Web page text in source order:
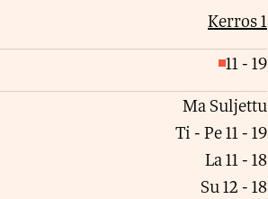
Kerros 1
S
u
l
j
e
11-19
MaSuljettu
Ti - Pe11-19
La11-18
Su12-18